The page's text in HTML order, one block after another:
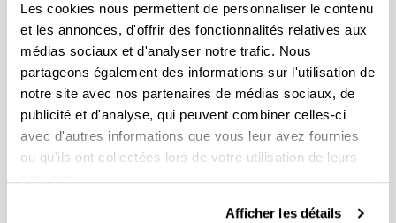
Les cookies nous permettent de personnaliser le contenu
et les annonces, d'offrir des fonctionnalités relatives aux
médias sociaux et d'analyser notre trafic. Nous
partageons également des informations sur l'utilisation de
notre site avec nos partenaires de médias sociaux, de
publicité et d'analyse, qui peuvent combiner celles-ci
avec d'autres informations que vous leur avez fournies
ou qu'ils ont collectées lors de votre utilisation de leurs
Afficher les détails
Centro de Investigación Micaela Portilla
Ikergunea
Justo Vélez de Elorriaga, 1
E 01006 Vitoria-Gasteiz
+34 945 01 32 46
elebilab@ehu.eus